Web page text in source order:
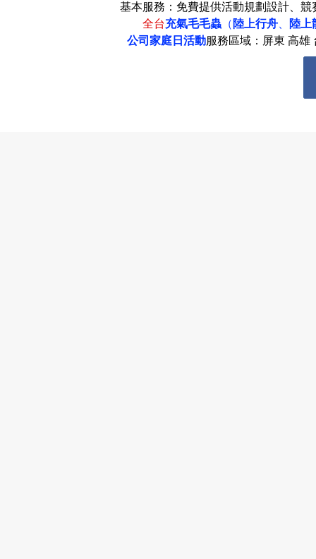
基本服務：免費提供活動規劃設計、
全台充氣毛毛蟲 （ 陸上行舟
陸上
公司家庭日活動服務區域：屏東 高雄